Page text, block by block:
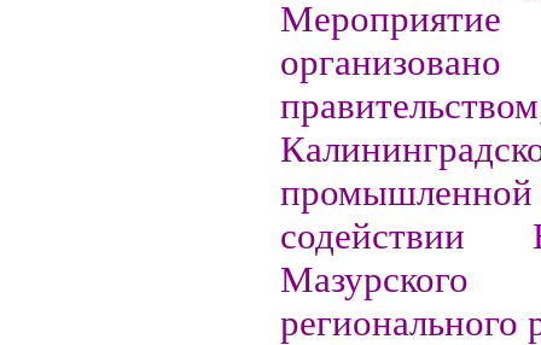
промышленной
содействии
Мазурского
регионального